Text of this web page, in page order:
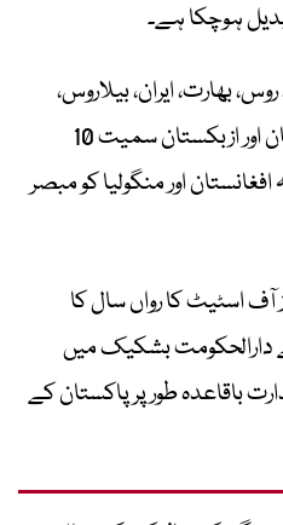
ہوچکا ہے۔
بھارت، ایران، بیلاروس،
قازقستان، کرغزستان، تاجکستان اور ازبکستان سمیت 10
اور منگولیا کو مبصر
اسٹیٹ کا رواں سال کا
دارالحکومت بشکیک میں
باقاعدہ طور پر پاکستان کے